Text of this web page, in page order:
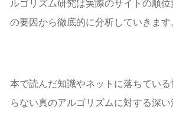
ルゴリズム研究は実際のサイトの順
の要因から徹底的に分析していきます
本で読んだ知識やネットに落ちてい
らない真のアルゴリズムに対する深